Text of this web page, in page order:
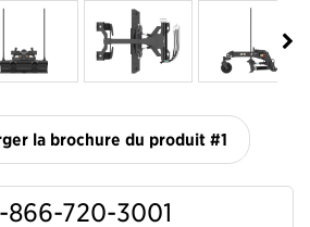
la brochure du produit #1
866-720-3001